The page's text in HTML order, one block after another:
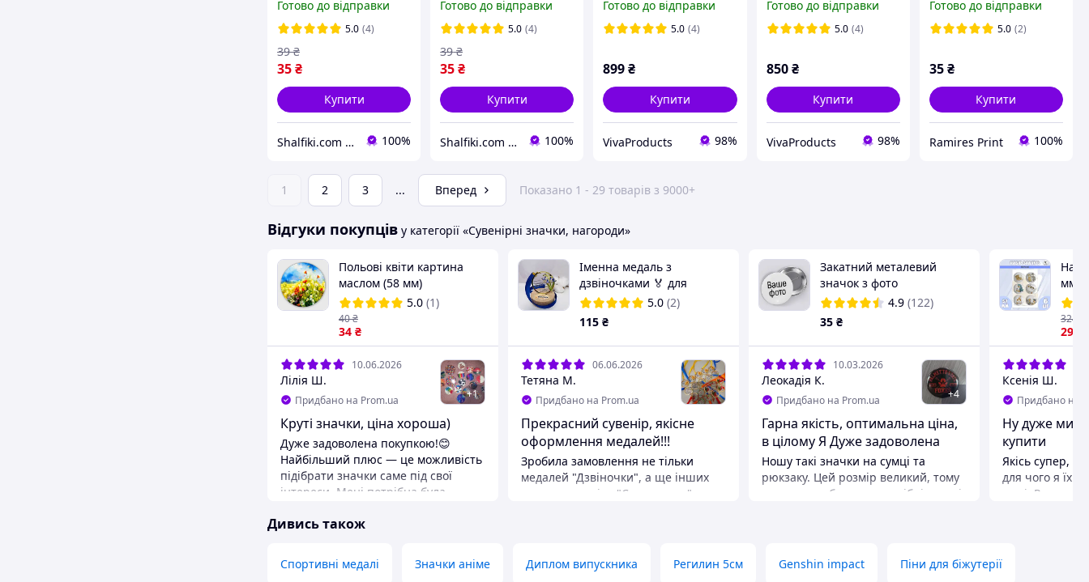
Готово до відправки
5.0 (4)
35₴
39 ₴
Купити
Shalfiki.com _аніме та гік підпілля_ 100%
мм
Готово до відправки
5.0 (4)
35₴
39 ₴
Купити
Shalfiki.com _аніме та гік підпілля_ 100%
Готово до відправки
5.0 (4)
899₴
Купити
VivaProducts 98%
Готово до відправки
5.0 (4)
850 ₴
Купити
VivaProducts 98%
Готово до відправки
5.0 (2)
35₴
Купити
Ramires Print 100%
1 2 3 ... Вперед Показано 1 - 29 товарів з 9000+
Відгуки покупців у категорії «Сувенірні значки, нагороди»
Польові квіти картина
маслом (58 мм)
5.0 (1)
34 ₴
40₴
10.06.2026
Лілія Ш.
Придбано на Prom.ua +1
Круті значки, ціна хороша)
Дуже задоволена покупкою!😊
Найбільший плюс — це можливість
підібрати значки саме під свої
інтереси. Мені потрібна була
вразив: тут і яскраві кольорові
абстракція. ​Наживо вони
виглядають ще крутіше, ніж на
Іменна медаль з
дзвіночками 🏅 для
випускників 5.0 (2)
115 ₴
06.06.2026
Тетяна М.
Придбано на Prom.ua
Прекрасний сувенір, якісне
оформлення медалей!!!
Зробила замовлення не тільки
медалей "Дзвіночки", а ще інших
чотирьох видів : "Соняшники",
макети. Висловлюю щиру подяку
працівникам за оперативність, за
Закатний металевий
значок з фото
4.9 (122)
35 ₴
10.03.2026
Леокадія К.
Придбано на Prom.ua +4
Гарна якість, оптимальна ціна,
в цілому Я Дуже задоволена
Ношу такі значки на сумці та
рюкзаку. Цей розмір великий, тому
на ньому добре видно дрібні деталі.
персонажа, якого ти хочеш. Також
класно робити парні значки, коли
мм
294
324
Ксенія Ш.
Придбано на
Ну дуже
купити
Якісь супер,
для чого я їх
милі.
Дивись також
Спортивні медалі Значки аніме Диплом випускника Регилин 5см Genshin impact Піни для біжутерії